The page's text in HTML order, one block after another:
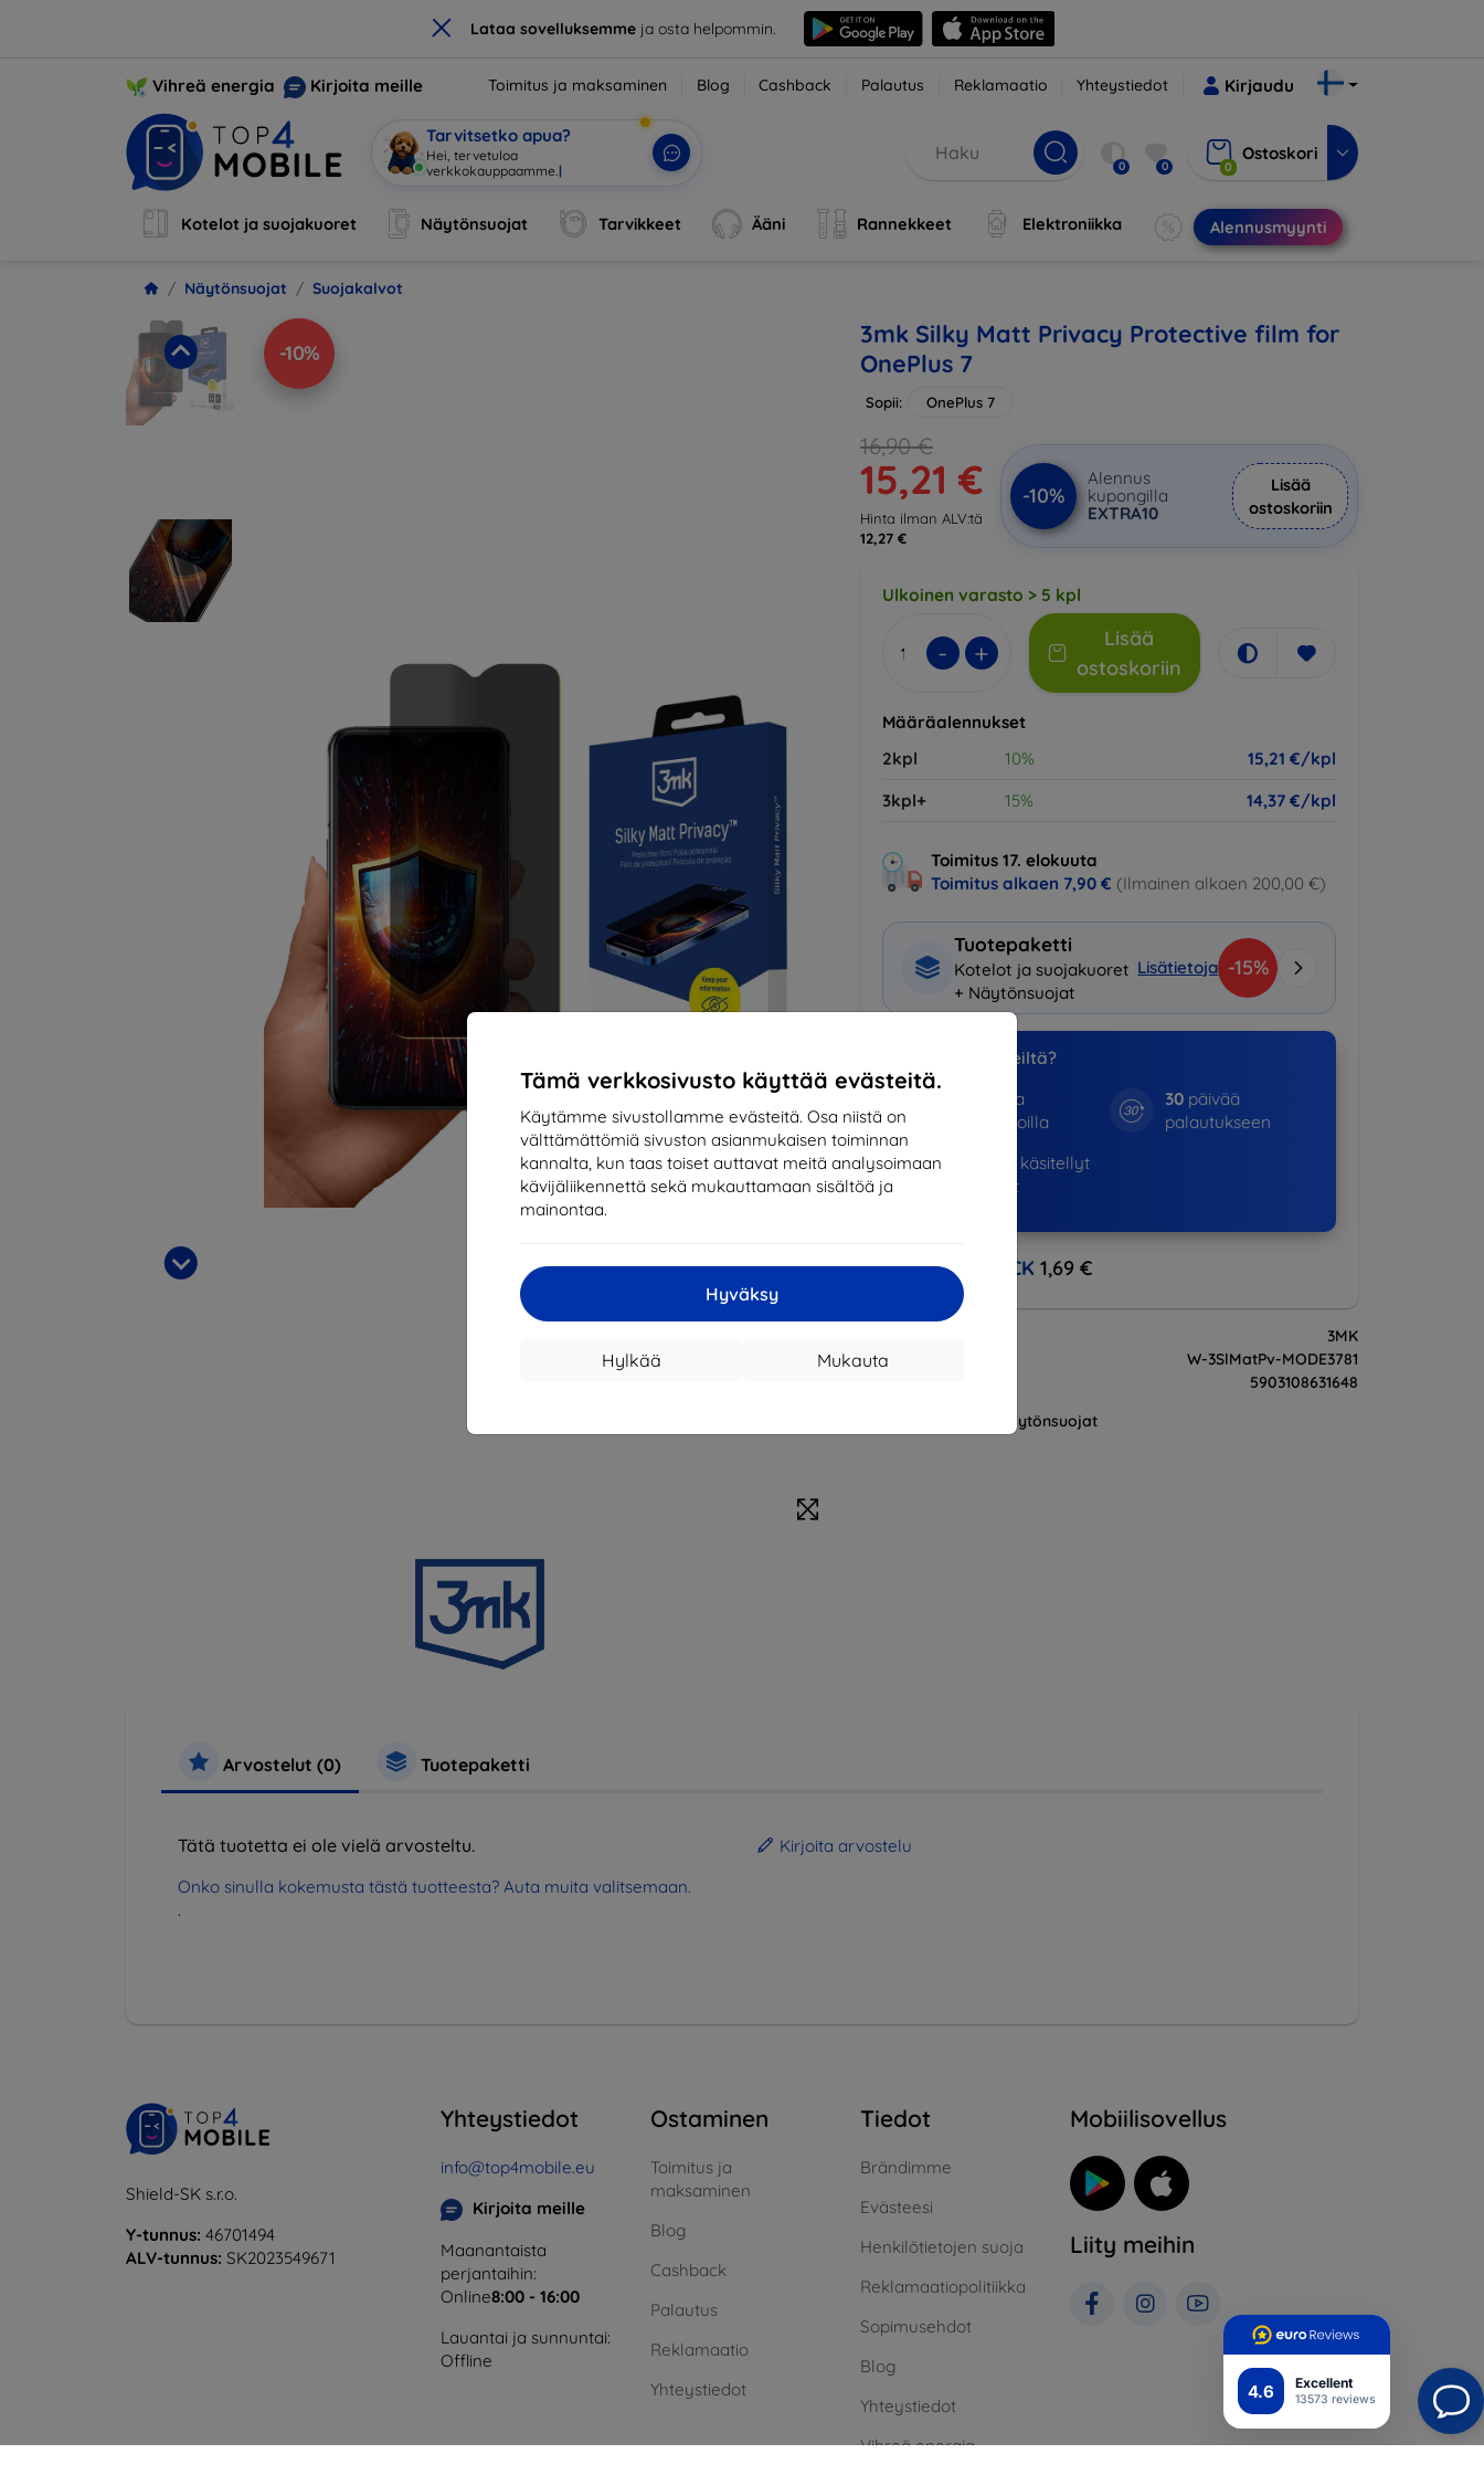
× Lataa sovelluksemmeja osta helpommin.
4.6 Excellent
13573 reviews
Tämä verkkosivusto käyttää evästeitä.
Käytämme sivustollamme evästeitä. Osa niistä on
välttämättömiä sivuston asianmukaisen toiminnan
kannalta, kun taas toiset auttavat meitä analysoimaan
kävijäliikennettä sekä mukauttamaan sisältöä ja
mainontaa.
Hyväksy
Mukauta
Hylkää
Vihreä energia Kirjoita meille Toimitus ja maksaminen Blog Cashback Palautus Reklamaatio Yhteystiedot Kirjaudu
Tarvitsetko apua?
Hei, tervetuloa
verkkokauppaamm| 0 0 0
Ostoskori
Kotelot ja suojakuoret Näytönsuojat Tarvikkeet Ääni Rannekkeet Elektroniikka Alennusmyynti
Näytönsuojat Suojakalvot
-10%
3mk Silky Matt Privacy Protective film for
OnePlus 7
Sopii: OnePlus 7
16,90 €
15,21 €
Hinta ilman ALV:tä
12,27 €
-10%
Alennus
kupongilla
EXTRA10
Lisää
ostoskoriin
Ulkoinen varasto > 5 kpl
- +
Lisää
ostoskoriin
Määräalennukset
2kpl
10%
15,21 €/kpl
3kpl+
15% 14,37 €/kpl
Toimitus 17. elokuuta
Toimitus alkaen 7,90 € (Ilmainen alkaen 200,00 €)
Tuotepaketti
Kotelot ja suojakuoret
+ Näytönsuojat
Lisätietoja -15%
Miksi ostaa meiltä?
vuotta
markkinoilla
30päivää
palautukseen
käsitellyt
tilaukset
CASHBACK 1,69 €
3MK
Tuotenumero
W-3SlMatPv-MODE3781
5903108631648
Näytönsuojat
Arvostelut (0) Tuotepaketti
Tätä tuotetta ei ole vielä arvosteltu.
Onko sinulla kokemusta tästä tuotteesta? Auta muita valitsemaan.
.
Kirjoita arvostelu
Shield-SK s.r.o.
Y-tunnus: 46701494
ALV-tunnus: SK2023549671
Yhteystiedot
info@top4mobile.eu
Kirjoita meille
Maanantaista
perjantaihin:
Online8:00 - 16:00
Lauantai ja sunnuntai:
Offline
Ostaminen
Toimitus ja
maksaminen
Blog
Cashback
Palautus
Reklamaatio
Yhteystiedot
Tiedot
Brändimme
Evästeesi
Henkilötietojen suoja
Reklamaatiopolitiikka
Sopimusehdot
Blog
Yhteystiedot
Vihreä energia
Mobiilisovellus
Liity meihin